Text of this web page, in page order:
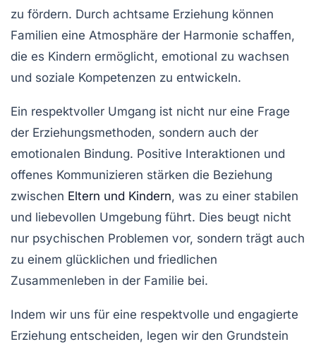
zu fördern. Durch achtsame Erziehung können
Familien eine Atmosphäre der Harmonie schaffen,
die es Kindern ermöglicht, emotional zu wachsen
und soziale Kompetenzen zu entwickeln.
Ein respektvoller Umgang ist nicht nur eine Frage
der Erziehungsmethoden, sondern auch der
emotionalen Bindung. Positive Interaktionen und
offenes Kommunizieren stärken die Beziehung
zwischen Eltern und Kindern, was zu einer stabilen
und liebevollen Umgebung führt. Dies beugt nicht
nur psychischen Problemen vor, sondern trägt auch
zu einem glücklichen und friedlichen
Zusammenleben in der Familie bei.
Indem wir uns für eine respektvolle und engagierte
Erziehung entscheiden, legen wir den Grundstein